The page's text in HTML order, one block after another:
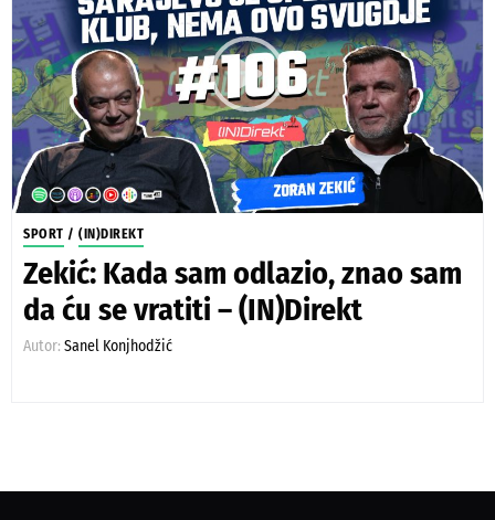
SPORT / (IN)DIREKT
Zekić: Kada sam odlazio, znao sam
da ću se vratiti – (IN)Direkt
Autor: Sanel Konjhodžić